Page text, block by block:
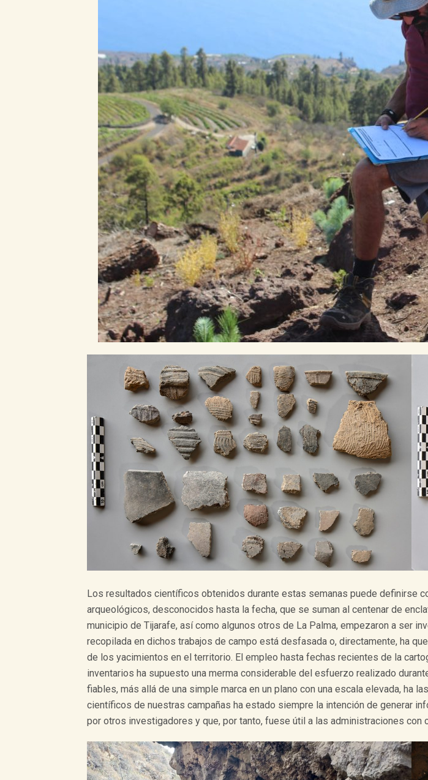
Los resultados científicos obtenidos durante estas semanas puede definirse
arqueológicos, desconocidos hasta la fecha, que se suman al centenar de
municipio de Tijarafe, así como algunos otros de La Palma, empezaron a ser
recopilada en dichos trabajos de campo está desfasada o, directamente, ha
de los yacimientos en el territorio. El empleo hasta fechas recientes de la
inventarios ha supuesto una merma considerable del esfuerzo realizado
fiables, más allá de una simple marca en un plano con una escala elevada, ha
científicos de nuestras campañas ha estado siempre la intención de generar
por otros investigadores y que, por tanto, fuese útil a las administraciones con